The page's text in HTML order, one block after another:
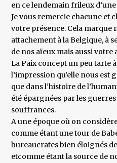
en ce lendemain frileux
Je vous remercie chacune et
votre présence. Cela marque
attachement à la Belgique, à
de nos aïeux mais aussi votre
La Paix concept un peu tarte
l’impression qu’elle nous est
que dans l’histoire de
été épargnées par les
souffrances.
A une époque où on
comme étant une tour de
bureaucrates bien éloignés
etcomme étant la source de